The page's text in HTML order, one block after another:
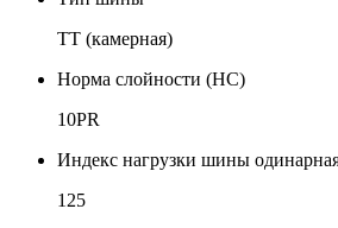
TT (камерная)
Норма слойности (НС)
10PR
Индекс нагрузки шины
125